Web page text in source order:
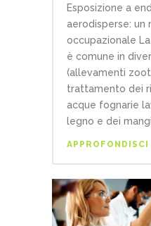
Esposizione a
aerodisperse: un
occupazionale
è comune in
(allevamenti
trattamento dei
acque fognarie
legno e dei
APPROFONDISCI